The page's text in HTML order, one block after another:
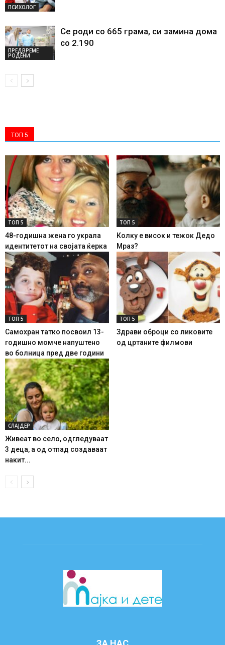
ПСИХОЛОГ
ПРЕДВРЕМЕ
РОДЕНИ
Се роди со 665 грама, си замина дома
со 2.190
ТОП 5
ТОП 5
48-годишна жена го украла
идентитетот на својата ќерка
ТОП 5
Колку е висок и тежок Дедо
Мраз?
ТОП 5
Самохран татко посвоил 13-
годишно момче напуштено
во болница пред две години
ТОП 5
Здрави оброци со ликовите
од цртаните филмови
СЛАЈДЕР
Живеат во село, одгледуваат
3 деца, а од отпад создаваат
накит...